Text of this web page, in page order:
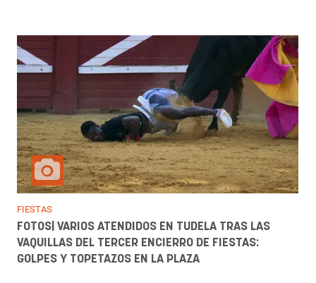
FIESTAS
FOTOS| VARIOS ATENDIDOS EN TUDELA TRAS LAS
VAQUILLAS DEL TERCER ENCIERRO DE FIESTAS:
GOLPES Y TOPETAZOS EN LA PLAZA